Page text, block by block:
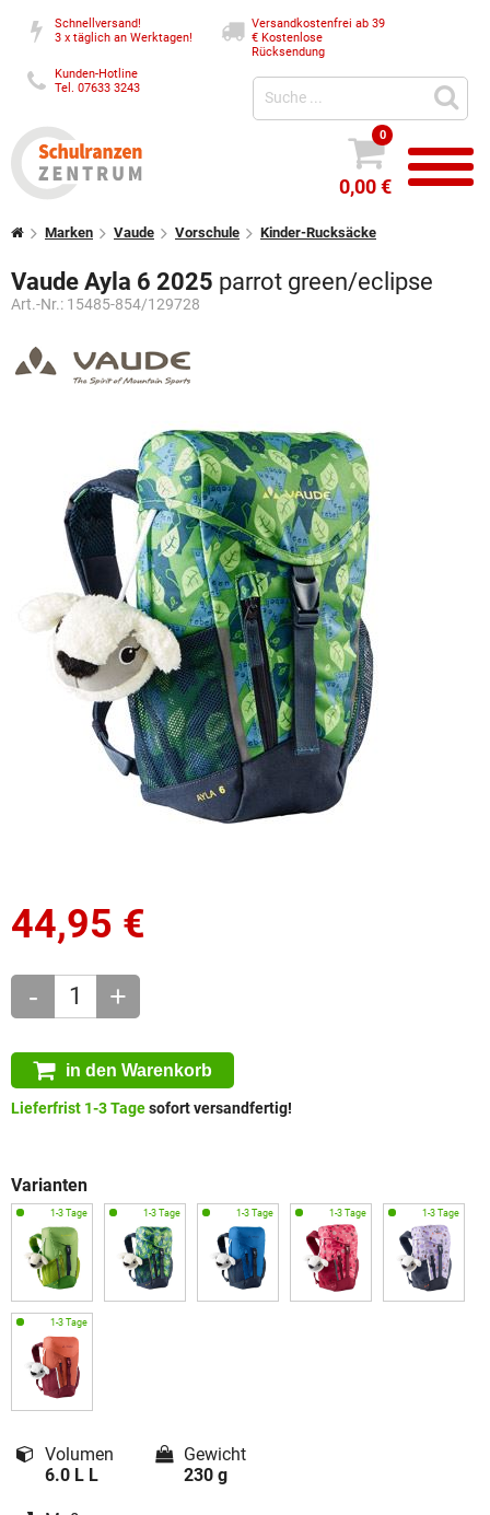
Schnellversand!
3 x täglich an Werktagen!
Versandkostenfrei ab 39
€Kostenlose
Rücksendung
Kunden-Hotline
Tel. 07633 3243
0
0,00 €
Marken Vaude Vorschule Kinder-Rucksäcke
Vaude Ayla 6 2025 parrot green/eclipse
Art.-Nr.: 15485-854/129728
44,95 €
- +
in den Warenkorb
Lieferfrist 1-3 Tagesofort versandfertig!
Varianten
Volumen
6.0 L L
Gewicht
230 g